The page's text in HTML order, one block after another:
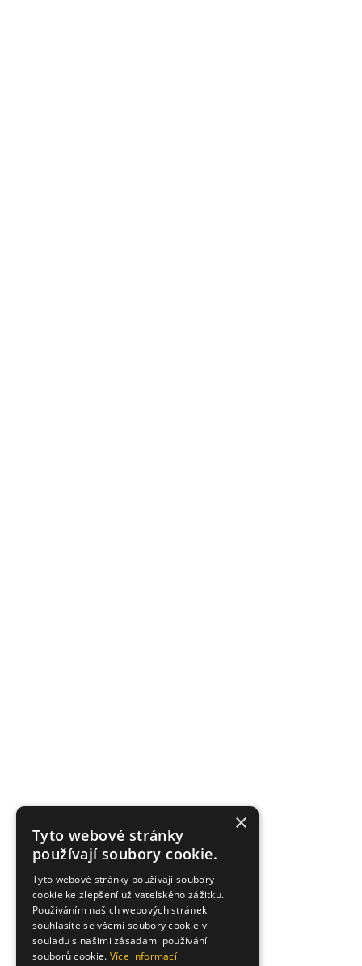
×
Tyto webové stránky
používají soubory cookie.
Tyto webové stránky používají soubory
cookie ke zlepšení uživatelského zážitku.
Používáním našich webových stránek
souhlasíte se všemi soubory cookie v
souladu s našimi zásadami používání
souborů cookie. Více informací